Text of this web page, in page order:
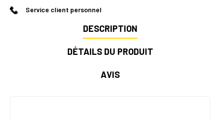
Service client personnel
DESCRIPTION
DÉTAILS DU PRODUIT
AVIS